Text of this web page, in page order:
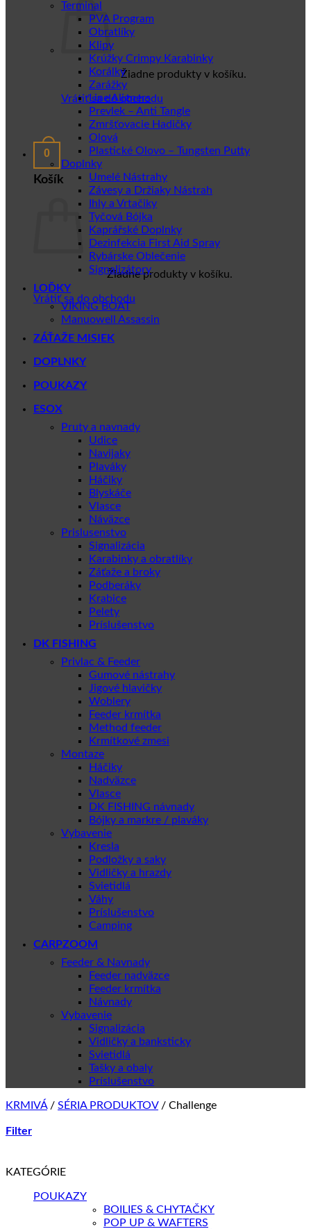
Žiadne produkty v košíku.
Vrátiť sa do obchodu
0
Košík
Žiadne produkty v košíku.
Vrátiť sa do obchodu
Terminal
PVA Program
Obratlíky
Klipy
Krúžky Crimpy Karabinky
Korálky
Zarážky
Line Aligners
Prevlek – Anti Tangle
Zmršťovacie Hadičky
Olová
Plastické Olovo – Tungsten Putty
Doplnky
Umelé Nástrahy
Závesy a Držiaky Nástrah
Ihly a Vrtačiky
Tyčová Bójka
Kaprářské Doplnky
Dezinfekcia First Aid Spray
Rybárske Oblečenie
Signalizátory
LOĎKY
VIKING BOAT
Manuowell Assassin
ZÁŤAŽE MISIEK
DOPLNKY
POUKAZY
ESOX
Pruty a navnady
Udice
Navijaky
Plaváky
Háčiky
Blyskáče
Vlasce
Náväzce
Prislusenstvo
Signalizácia
Karabinky a obratlíky
Záťaže a broky
Podberáky
Krabice
Pelety
Príslušenstvo
DK FISHING
Privlac & Feeder
Gumové nástrahy
Jigové hlavičky
Woblery
Feeder krmítka
Method feeder
Krmítkové zmesi
Montaze
Háčiky
Nadväzce
Vlasce
DK FISHING návnady
Bójky a markre / plaváky
Vybavenie
Kresla
Podložky a saky
Vidličky a hrazdy
Svietidlá
Váhy
Príslušenstvo
Camping
CARPZOOM
Feeder & Navnady
Feeder nadväzce
Feeder krmítka
Návnady
Vybavenie
Signalizácia
Vidličky a banksticky
Svietidlá
Tašky a obaly
Príslušenstvo
KRMIVÁ / SÉRIA PRODUKTOV / Challenge
Filter
KATEGÓRIE
POUKAZY
BOILIES & CHYTAČKY
POP UP & WAFTERS